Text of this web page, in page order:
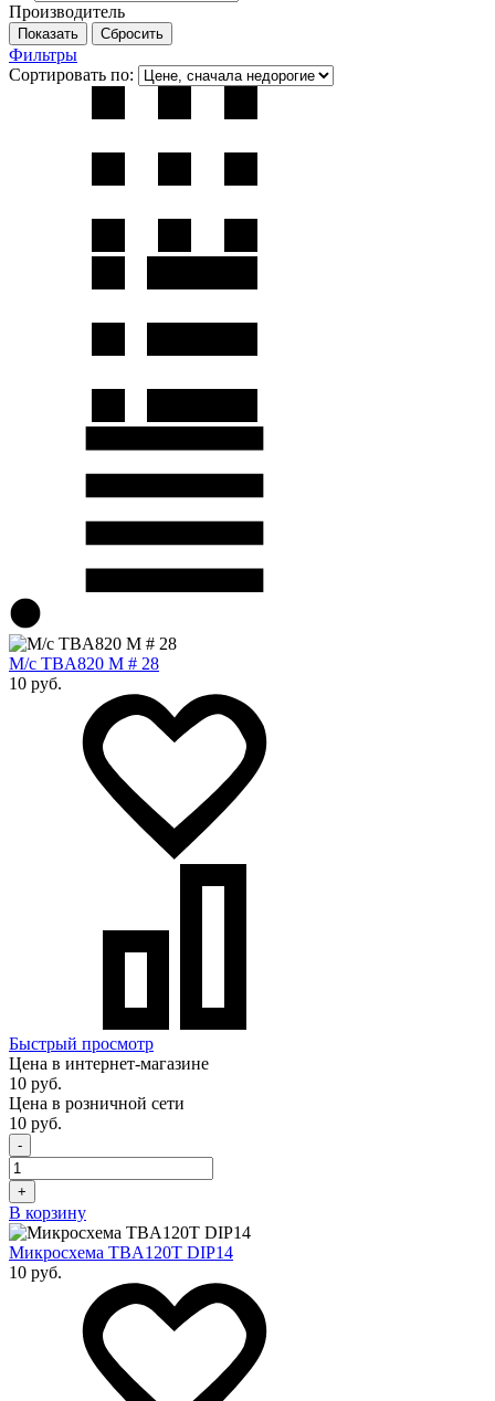
Производитель
Фильтры
Сортировать по:
М/с TBA820 M # 28
10 руб.
Быстрый просмотр
Цена в интернет-магазине
10 руб.
Цена в розничной сети
10 руб.
-
+
В корзину
Микросхема TBA120T DIP14
10 руб.